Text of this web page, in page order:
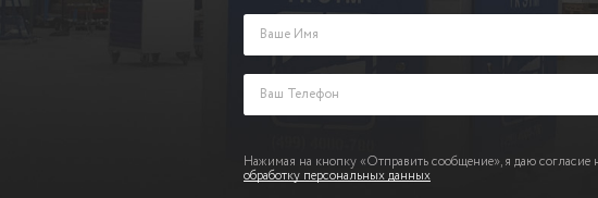
Нажимая на кнопку «Отправить сообщение», я даю согласие
обработку персональных данных